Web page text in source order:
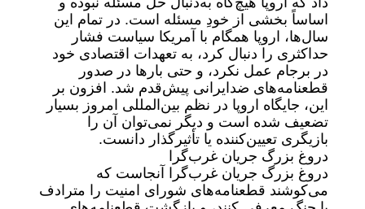
اساساً بخشی از خودِ مسئله است. در تمام این
سال‌ها، اروپا همگام با آمریکا سیاست فشار
حداکثری را دنبال کرد، به تعهدات اقتصادی خود
در برجام عمل نکرد، و حتی بارها در صدور
قطعنامه‌های ضدایرانی پیش‌قدم شد. افزون بر
این، جایگاه اروپا در نظم بین‌المللی امروز بسیار
تضعیف شده است و دیگر نمی‌توان آن را
بازیگری تعیین‌کننده یا تأثیرگذار دانست.
دروغ بزرگ جریان غرب‌گرا
دروغ بزرگ جریان غرب‌گرا آنجاست که
می‌کوشند قطعنامه‌های شورای امنیت را مترادف